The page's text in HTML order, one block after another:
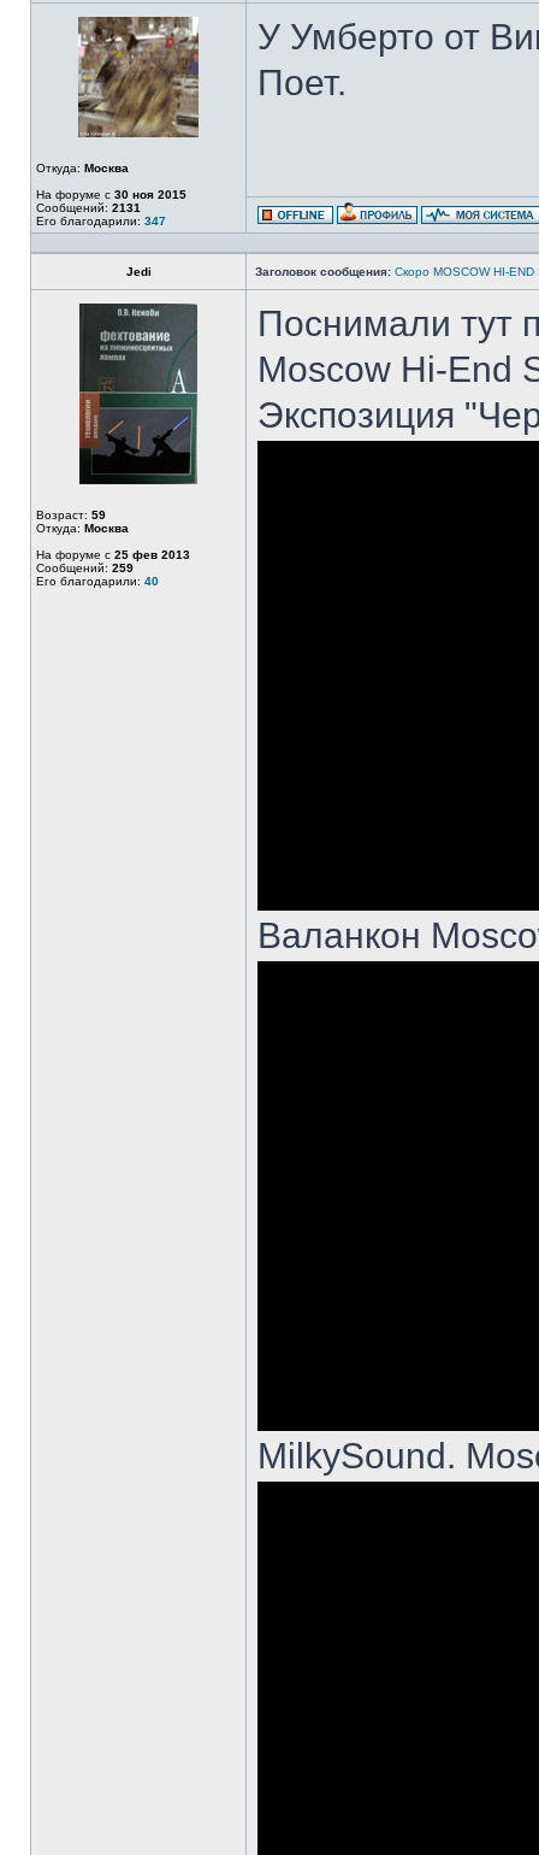
Откуда: Москва
На форуме с 30 ноя 2015
Сообщений: 2131
Его благодарили: 347
У Умберто от
Поет.
Jedi Заголовок сообщения: Скоро MOSCOW HI-END
Возраст: 59
Откуда: Москва
На форуме с 25 фев 2013
Сообщений: 259
Его благодарили: 40
Поснимали тут
Moscow Hi-End
Экспозиция
Валанкон
MilkySound.